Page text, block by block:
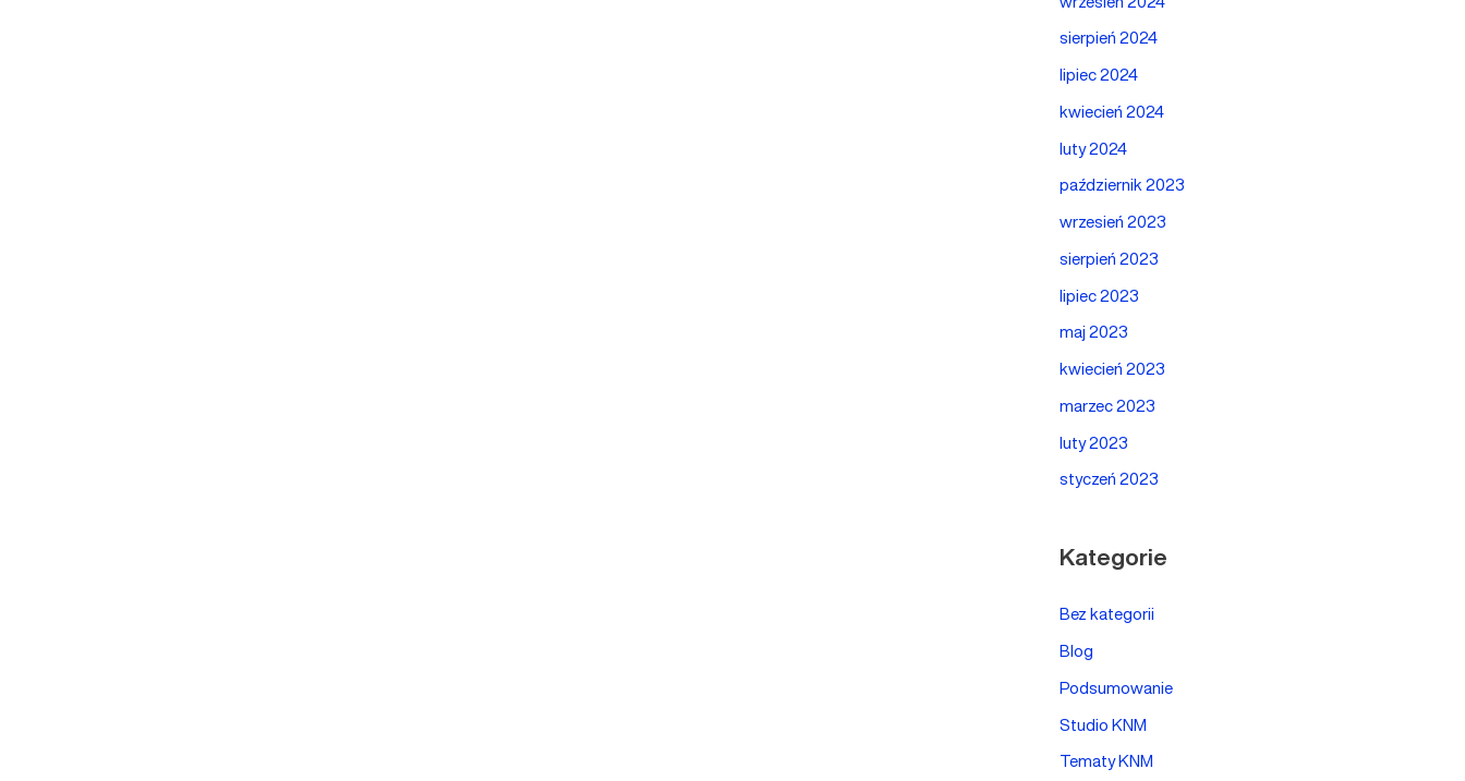
sierpień 2024
lipiec 2024
kwiecień 2024
luty 2024
październik 2023
wrzesień 2023
sierpień 2023
lipiec 2023
maj 2023
kwiecień 2023
marzec 2023
luty 2023
styczeń 2023
Kategorie
Bez kategorii
Blog
Podsumowanie
Studio KNM
Tematy KNM